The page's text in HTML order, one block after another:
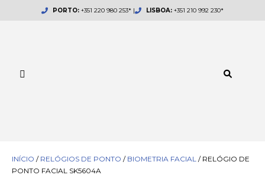
PORTO: +351 220 980 253* | LISBOA:+351 210 992 230*
INÍCIO / RELÓGIOS DE PONTO / BIOMETRIA FACIAL / RELÓGIO DE
PONTO FACIAL SK5604A